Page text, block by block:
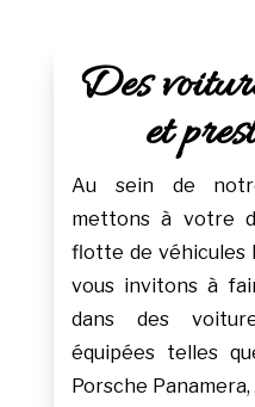
Des
et
Au sein de
mettons à votre
flotte de véhicules
vous invitons à
dans des
équipées telles
Porsche